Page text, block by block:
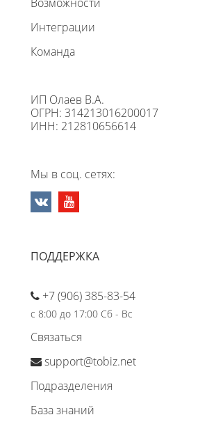
Интеграции
Команда
ИП Олаев В.А.
ОГРН: 314213016200017
ИНН: 212810656614
Мы в соц. сетях:
ПОДДЕРЖКА
+7 (906) 385-83-54
с 8:00 до 17:00 Сб - Вс
Связаться
support@tobiz.net
Подразделения
База знаний